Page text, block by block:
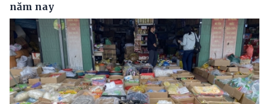
năm nay